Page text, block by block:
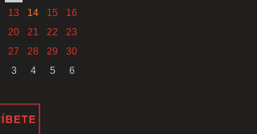
13 14 15
16
20 21 22
23
27 28 29
30
3 4 5 6